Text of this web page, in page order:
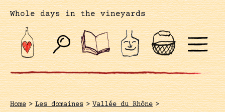
Whole days in the vineyards
Home > Les domaines > Vallée du Rhône >